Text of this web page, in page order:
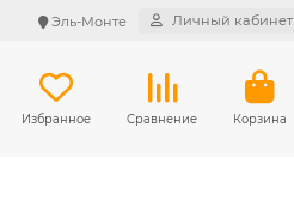
Эль-Монте Личный кабинет
Избранное Сравнение Корзина